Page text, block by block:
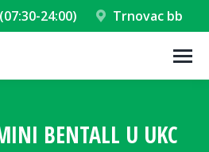
24:00) Trnovac bb
BENTALL U UKC